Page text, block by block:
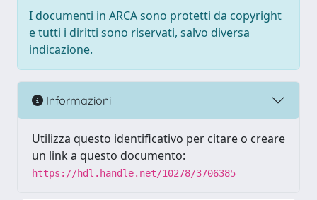
I documenti in ARCA sono protetti da copyright
e tutti i diritti sono riservati, salvo diversa
indicazione.
Informazioni
Utilizza questo identificativo per citare o creare
un link a questo documento:
https://hdl.handle.net/10278/3706385